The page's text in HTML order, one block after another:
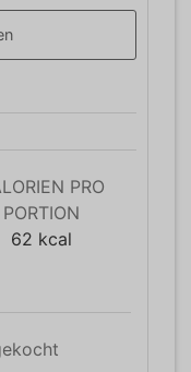
PRO
PORTION
62 kcal